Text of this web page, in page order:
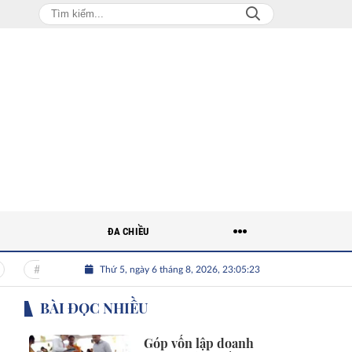
Nguồn nhân lực Việt Nhân tài Việt Nam
Thứ 5, ngày 6 tháng 8, 2026, 23:05:24
ĐA CHIỀU
BÀI ĐỌC NHIỀU
Góp vốn lập doanh